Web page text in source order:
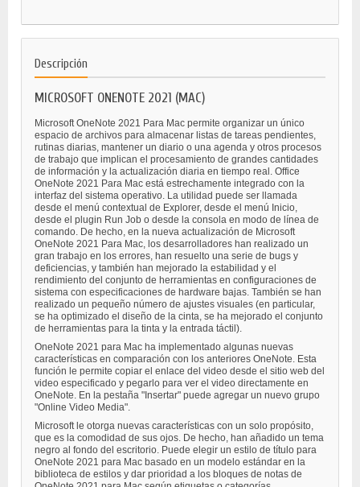
Descripción
MICROSOFT ONENOTE 2021 (MAC)
Microsoft OneNote 2021 Para Mac permite organizar un único
espacio de archivos para almacenar listas de tareas pendientes,
rutinas diarias, mantener un diario o una agenda y otros procesos
de trabajo que implican el procesamiento de grandes cantidades
de información y la actualización diaria en tiempo real. Office
OneNote 2021 Para Mac está estrechamente integrado con la
interfaz del sistema operativo. La utilidad puede ser llamada
desde el menú contextual de Explorer, desde el menú Inicio,
desde el plugin Run Job o desde la consola en modo de línea de
comando. De hecho, en la nueva actualización de Microsoft
OneNote 2021 Para Mac, los desarrolladores han realizado un
gran trabajo en los errores, han resuelto una serie de bugs y
deficiencias, y también han mejorado la estabilidad y el
rendimiento del conjunto de herramientas en configuraciones de
sistema con especificaciones de hardware bajas. También se han
realizado un pequeño número de ajustes visuales (en particular,
se ha optimizado el diseño de la cinta, se ha mejorado el conjunto
de herramientas para la tinta y la entrada táctil).
OneNote 2021 para Mac ha implementado algunas nuevas
características en comparación con los anteriores OneNote. Esta
función le permite copiar el enlace del video desde el sitio web del
video especificado y pegarlo para ver el video directamente en
OneNote. En la pestaña "Insertar" puede agregar un nuevo grupo
"Online Video Media".
Microsoft le otorga nuevas características con un solo propósito,
que es la comodidad de sus ojos. De hecho, han añadido un tema
negro al fondo del escritorio. Puede elegir un estilo de título para
OneNote 2021 para Mac basado en un modelo estándar en la
biblioteca de estilos y dar prioridad a los bloques de notas de